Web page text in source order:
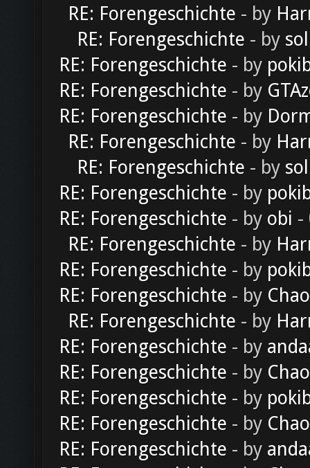
RE: Forengeschichte - by
RE: Forengeschichte - by
RE: Forengeschichte - by
RE: Forengeschichte - by
RE: Forengeschichte - by
RE: Forengeschichte - by
RE: Forengeschichte - by
RE: Forengeschichte - by
RE: Forengeschichte - by obi -
RE: Forengeschichte - by
RE: Forengeschichte - by
RE: Forengeschichte - by
RE: Forengeschichte - by
RE: Forengeschichte - by
RE: Forengeschichte - by
RE: Forengeschichte - by
RE: Forengeschichte - by
RE: Forengeschichte - by